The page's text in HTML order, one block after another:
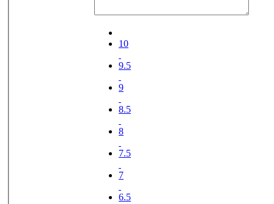
10
9.5
9
8.5
8
7.5
7
6.5